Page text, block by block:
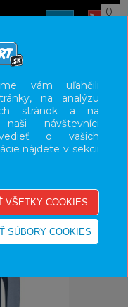
0
vám uľahčili
na analýzu
stránok a na
návštevníci
o vašich
nájdete v sekcii